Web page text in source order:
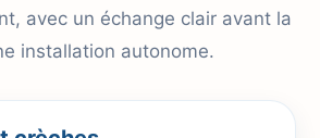
avec un échange clair avant la
installation autonome.